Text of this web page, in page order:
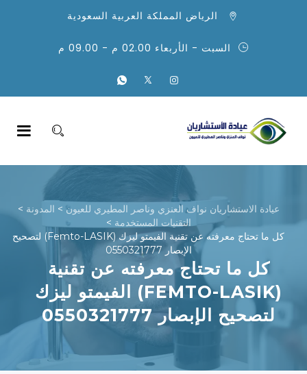
الرياض المملكة العربية السعودية
السبت - الأربعاء 02.00 م - 09.00 م
عيادة الاستشاريان نواف العنزي وناصر المطيري للعيون > المدونة >
التقنيات المستخدمة >
كل ما تحتاج معرفته عن تقنية الفيمتو ليزك (Femto-LASIK) لتصحيح
الإبصار 0550321777
كل ما تحتاج معرفته عن تقنية
الفيمتو ليزك (FEMTO-LASIK)
لتصحيح الإبصار 0550321777